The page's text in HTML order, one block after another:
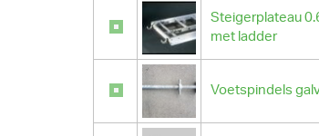
Steigerplateau
met ladder
Voetspindels